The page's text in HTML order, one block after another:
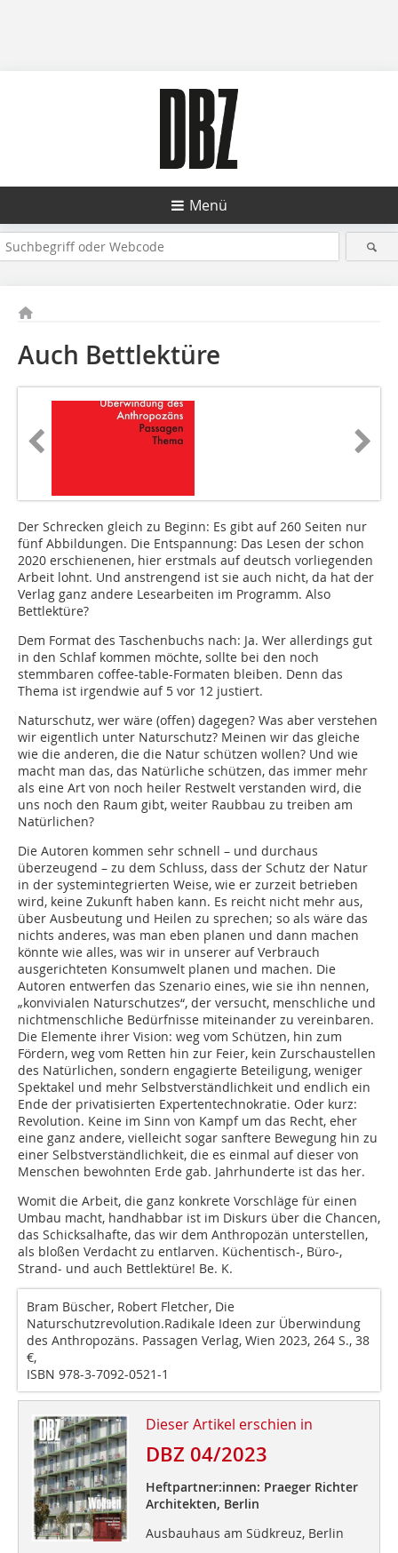
Menü
Auch Bettlektüre
Der Schrecken gleich zu Beginn: Es gibt auf 260 Seiten nur
fünf Abbildungen. Die Entspannung: Das Lesen der schon
2020 erschienenen, hier erstmals auf deutsch vorliegenden
Arbeit lohnt. Und anstrengend ist sie auch nicht, da hat der
Verlag ganz andere Lesearbeiten im Programm. Also
Bettlektüre?
Dem Format des Taschenbuchs nach: Ja. Wer allerdings gut
in den Schlaf kommen möchte, sollte bei den noch
stemmbaren coffee-table-Formaten bleiben. Denn das
Thema ist irgendwie auf 5 vor 12 justiert.
Naturschutz, wer wäre (offen) dagegen? Was aber verstehen
wir eigentlich unter Naturschutz? Meinen wir das gleiche
wie die anderen, die die Natur schützen wollen? Und wie
macht man das, das Natürliche schützen, das immer mehr
als eine Art von noch heiler Restwelt verstanden wird, die
uns noch den Raum gibt, weiter Raubbau zu treiben am
Natürlichen?
Die Autoren kommen sehr schnell – und durchaus
überzeugend – zu dem Schluss, dass der Schutz der Natur
in der systemintegrierten Weise, wie er zurzeit betrieben
wird, keine Zukunft haben kann. Es reicht nicht mehr aus,
über Ausbeutung und Heilen zu sprechen; so als wäre das
nichts anderes, was man eben planen und dann machen
könnte wie alles, was wir in unserer auf Verbrauch
ausgerichteten Konsumwelt planen und machen. Die
Autoren entwerfen das Szenario eines, wie sie ihn nennen,
„konvivialen Naturschutzes“, der versucht, menschliche und
nichtmenschliche Bedürfnisse miteinander zu vereinbaren.
Die Elemente ihrer Vision: weg vom Schützen, hin zum
Fördern, weg vom Retten hin zur Feier, kein Zurschaustellen
des Natürlichen, sondern engagierte Beteiligung, weniger
Spektakel und mehr Selbst­verständlichkeit und endlich ein
Ende der privatisierten Expertentechnokratie. Oder kurz:
Revolution. Keine im Sinn von Kampf um das Recht, eher
eine ganz andere, vielleicht sogar sanftere Bewegung hin zu
einer Selbstverständlichkeit, die es einmal auf dieser von
Menschen bewohnten Erde gab. Jahrhunderte ist das her.
Womit die Arbeit, die ganz konkrete Vorschläge für einen
Umbau macht, handhabbar ist im Diskurs über die Chancen,
das Schicksalhafte, das wir dem Anthropozän unterstellen,
als bloßen Verdacht zu entlarven. Küchentisch-, Büro-,
Strand- und auch Bettlektüre! Be. K.
Bram Büscher, Robert Fletcher, Die
Naturschutzrevolution.Radikale Ideen zur Überwindung
des Anthropozäns. Passagen Verlag, Wien 2023, 264 S., 38
€,
ISBN 978-3-7092-0521-1
Dieser Artikel erschien in
DBZ 04/2023
Heftpartner:innen: Praeger Richter
Architekten, Berlin
Ausbauhaus am Südkreuz, Berlin